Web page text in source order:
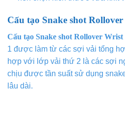
Cấu tạo Snake shot
Cấu tạo Snake shot Rollover
1 được làm từ các sợi vải tổng
hợp với lớp vải thứ 2 là các sợi
chịu được tần suất sử dụng
lâu dài.